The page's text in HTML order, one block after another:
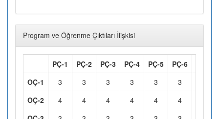
Program ve Öğrenme Çıktıları İlişkisi
PÇ-1 PÇ-2 PÇ-3 PÇ-4 PÇ-5 PÇ-6
OÇ-1
3 3 3 3 3 3
OÇ-2
4 4 4 4 4 4